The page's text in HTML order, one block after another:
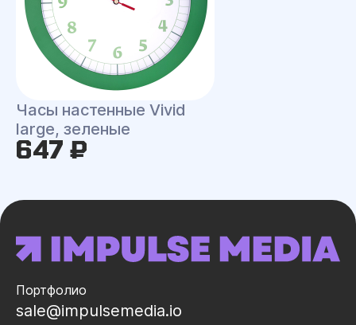
Часы настенные Vivid
large, зеленые
647 ₽
Портфолио
sale@impulsemedia.io